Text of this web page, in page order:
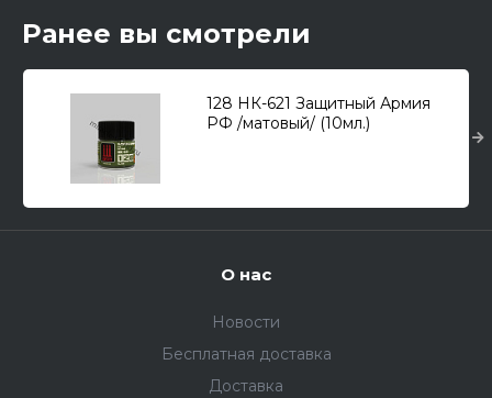
Ранее вы смотрели
128 НК-621 Защитный Армия
РФ /матовый/ (10мл.)
О нас
Новости
Бесплатная доставка
Доставка